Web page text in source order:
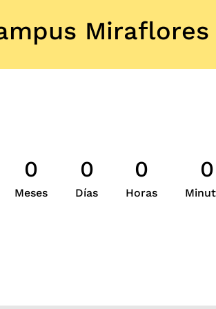
Miraflores
0
Meses
0
Días
0
Horas
0